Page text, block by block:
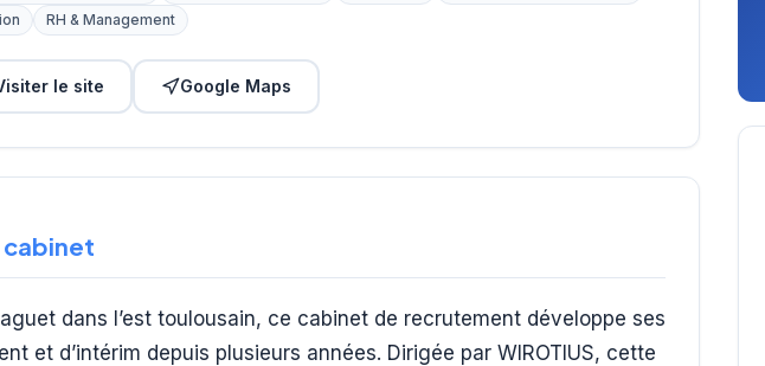
RH & Management
le site Google Maps
cabinet
dans l’est toulousain, ce cabinet de recrutement développe ses
et d’intérim depuis plusieurs années. Dirigée par WIROTIUS, cette